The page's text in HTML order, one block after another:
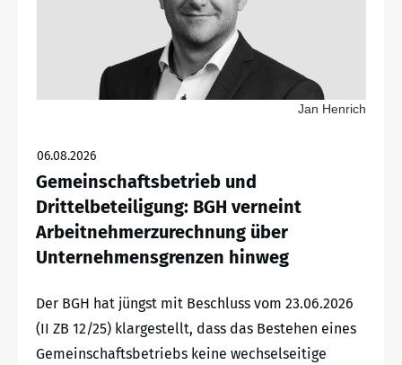
Jan Henrich
06.08.2026
Gemeinschaftsbetrieb und
Drittelbeteiligung: BGH verneint
Arbeitnehmerzurechnung über
Unternehmensgrenzen hinweg
Der BGH hat jüngst mit Beschluss vom 23.06.2026
(II ZB 12/25) klargestellt, dass das Bestehen eines
Gemeinschaftsbetriebs keine wechselseitige